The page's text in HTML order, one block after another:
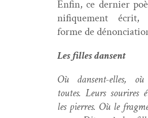
Enfin, ce dernier
nifique­ment
forme de
Les filles dansent
Où dansent-elles,
toutes. Leurs sourires
les pier­res. Où le